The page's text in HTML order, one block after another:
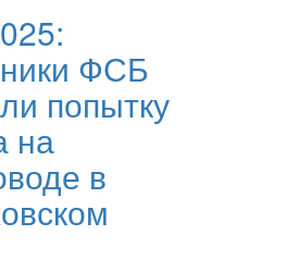
ФСБ
попытку
на
в